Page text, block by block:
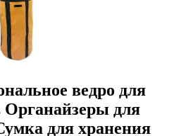
ведро для
Органайзеры для
для хранения